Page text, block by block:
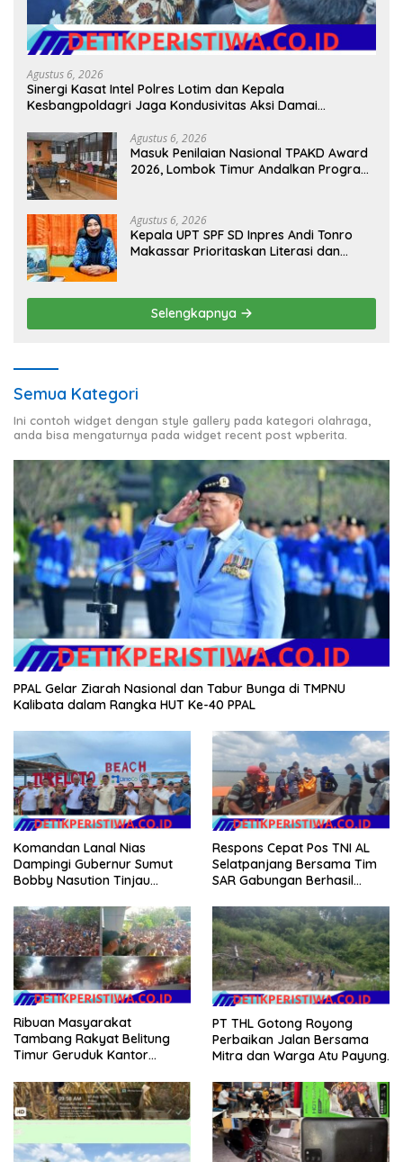
Agustus 6, 2026
Sinergi Kasat Intel Polres Lotim dan Kepala
Kesbangpoldagri Jaga Kondusivitas Aksi Damai
Agustus 6, 2026
Masuk Penilaian Nasional TPAKD Award
2026, Lombok Timur Andalkan Program
Agustus 6, 2026
Kepala UPT SPF SD Inpres Andi Tonro
Makassar Prioritaskan Literasi dan
Selengkapnya
Semua Kategori
Ini contoh widget dengan style gallery pada kategori olahraga,
anda bisa mengaturnya pada widget recent post wpberita.
PPAL Gelar Ziarah Nasional dan Tabur Bunga di TMPNU
Kalibata dalam Rangka HUT Ke-40 PPAL
Komandan Lanal Nias
Dampingi Gubernur Sumut
Bobby Nasution Tinjau
Budidaya Rumput Laut di
Nias Utara
Respons Cepat Pos TNI AL
Selatpanjang Bersama Tim
SAR Gabungan Berhasil
Kapal Karam di Perairan
Mengkikip Kepulauan Meranti
Ribuan Masyarakat
Tambang Rakyat Belitung
Timur Geruduk Kantor
Membakarnya
PT THL Gotong Royong
Perbaikan Jalan Bersama
Mitra dan Warga Atu Payung.